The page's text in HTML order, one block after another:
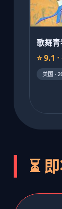
歌舞青
⭐ 9.1
美国 ·
⏳